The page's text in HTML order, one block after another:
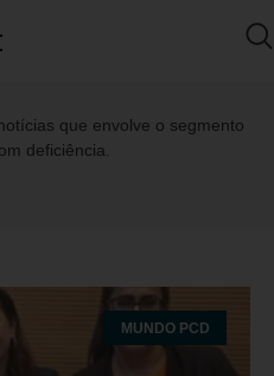
que envolve o segmento
deficiência.
MUNDO PCD